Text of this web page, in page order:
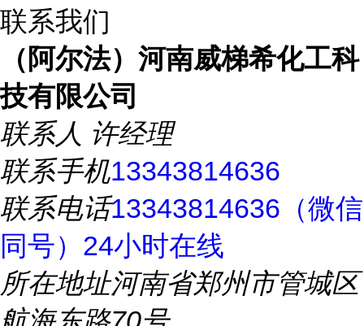
联系我们
（阿尔法）河南威梯希化工科
技有限公司
联系人 许经理
联系手机13343814636
联系电话13343814636（微信
同号）24小时在线
所在地址河南省郑州市管城区